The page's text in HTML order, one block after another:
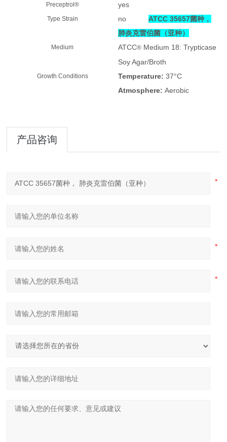
Preceptrol® yes
Type Strain no ATCC 35657菌种，
肺炎克雷伯菌（亚种）
Medium ATCC® Medium 18: Trypticase
Soy Agar/Broth
Growth Conditions Temperature:37°C
Atmosphere:Aerobic
产品咨询